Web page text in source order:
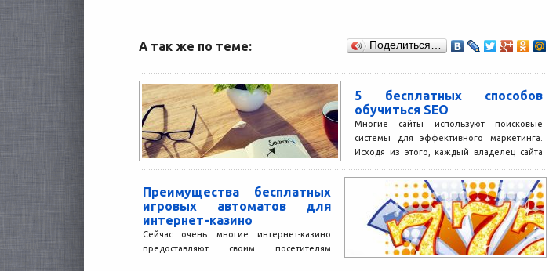
А так же по теме: Поделиться…
5 бесплатных способов
обучиться SEO
Многие сайты используют поисковые
системы для эффективного маркетинга.
Исходя из этого, каждый владелец сайта
продвижении,...
Преимущества бесплатных
игровых автоматов для
интернет-казино
Сейчас очень многие интернет-казино
предоставляют своим посетителям